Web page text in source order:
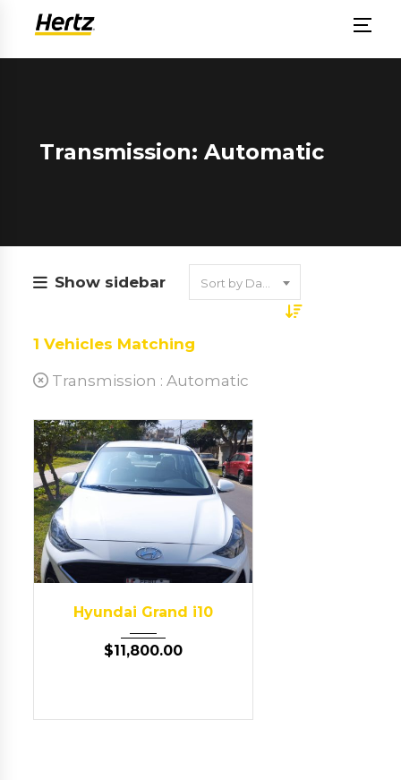
Transmission: Automatic
Show sidebar
1 Vehicles Matching
Transmission :Automatic
53,000
Hyundai Grand i10
$11,800.00